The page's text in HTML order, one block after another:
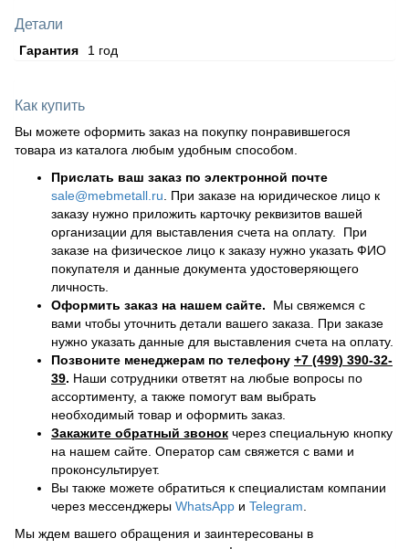
Детали
Гарантия 1 год
Как купить
Вы можете оформить заказ на покупку понравившегося
товара из каталога любым удобным способом.
Прислать ваш заказ по электронной почте
sale@mebmetall.ru . При заказе на юридическое лицо к
заказу нужно приложить карточку реквизитов вашей
организации для выставления счета на оплату. При
заказе на физическое лицо к заказу нужно указать ФИО
покупателя и данные документа удостоверяющего
личность.
Оформить заказ на нашем сайте. Мы свяжемся с
вами чтобы уточнить детали вашего заказа. При заказе
нужно указать данные для выставления счета на оплату.
Позвоните менеджерам по телефону +7 (499) 390-32-
39. Наши сотрудники ответят на любые вопросы по
ассортименту, а также помогут вам выбрать
необходимый товар и оформить заказ.
Закажите обратный звонок через специальную кнопку
на нашем сайте. Оператор сам свяжется с вами и
проконсультирует.
Вы также можете обратиться к специалистам компании
через мессенджеры WhatsApp и Telegram
Мы ждем вашего обращения и заинтересованы в